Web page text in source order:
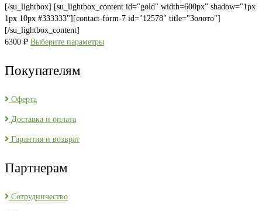
[/su_lightbox] [su_lightbox_content id="gold" width=600px" shadow="1px
1px 10px #333333"][contact-form-7 id="12578" title="Золото"]
[/su_lightbox_content]
6300 ₽ Выберите параметры
Покупателям
Оферта
Доставка и оплата
Гарантия и возврат
Партнерам
Сотрудничество